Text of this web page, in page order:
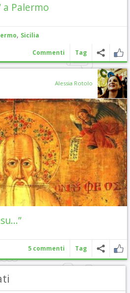
a Palermo
, Sicilia
Commenti Tag
Alessia Rotolo
5 commenti Tag